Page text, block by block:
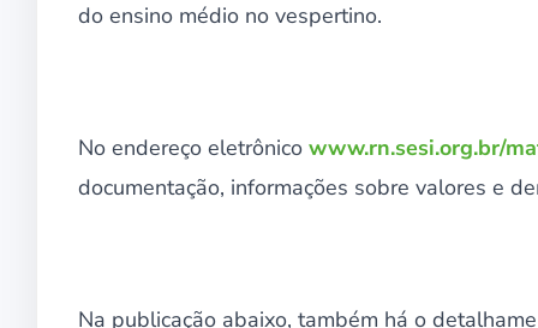
do ensino médio no vespertino.
No endereço eletrônico www.rn.sesi.org.br/
documentação, informações sobre valores e
Na publicação abaixo, também há o